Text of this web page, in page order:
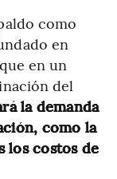
como
en
en un
del
la demanda
como la
los costos de